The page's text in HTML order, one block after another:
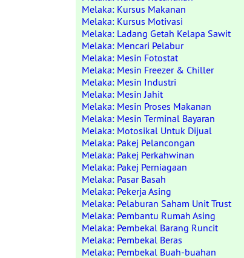
Melaka: Kursus Makanan
Melaka: Kursus Motivasi
Melaka: Ladang Getah Kelapa Sawit
Melaka: Mencari Pelabur
Melaka: Mesin Fotostat
Melaka: Mesin Freezer & Chiller
Melaka: Mesin Industri
Melaka: Mesin Jahit
Melaka: Mesin Proses Makanan
Melaka: Mesin Terminal Bayaran
Melaka: Motosikal Untuk Dijual
Melaka: Pakej Pelancongan
Melaka: Pakej Perkahwinan
Melaka: Pakej Perniagaan
Melaka: Pasar Basah
Melaka: Pekerja Asing
Melaka: Pelaburan Saham Unit Trust
Melaka: Pembantu Rumah Asing
Melaka: Pembekal Barang Runcit
Melaka: Pembekal Beras
Melaka: Pembekal Buah-buahan